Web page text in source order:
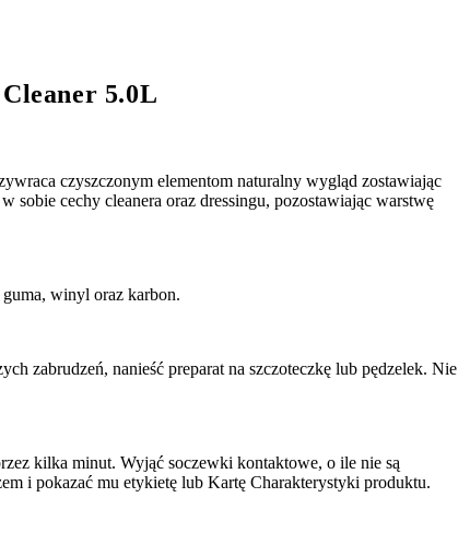
5.0L
czyszczonym elementom naturalny wygląd zostawiając
cechy cleanera oraz dressingu, pozostawiając warstwę
winyl oraz karbon.
zabrudzeń, nanieść preparat na szczoteczkę lub pędzelek. Nie
kilka minut. Wyjąć soczewki kontaktowe, o ile nie są
i pokazać mu etykietę lub Kartę Charakterystyki produktu.